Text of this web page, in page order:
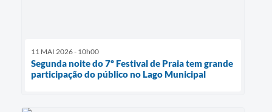
11 MAI 2026 - 10h00
Segunda noite do 7º Festival de Praia tem grande
participação do público no Lago Municipal